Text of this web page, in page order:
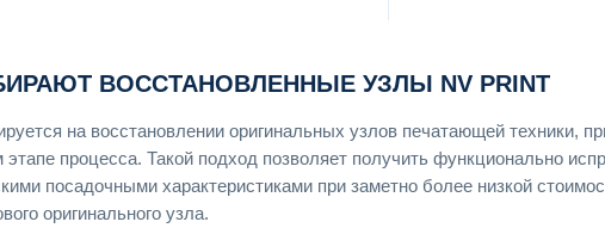
ВОССТАНОВЛЕННЫЕ УЗЛЫ NV PRINT
на восстановлении оригинальных узлов печатающей техники,
этапе процесса. Такой подход позволяет получить функционально
посадочными характеристиками при заметно более низкой
оригинального узла.